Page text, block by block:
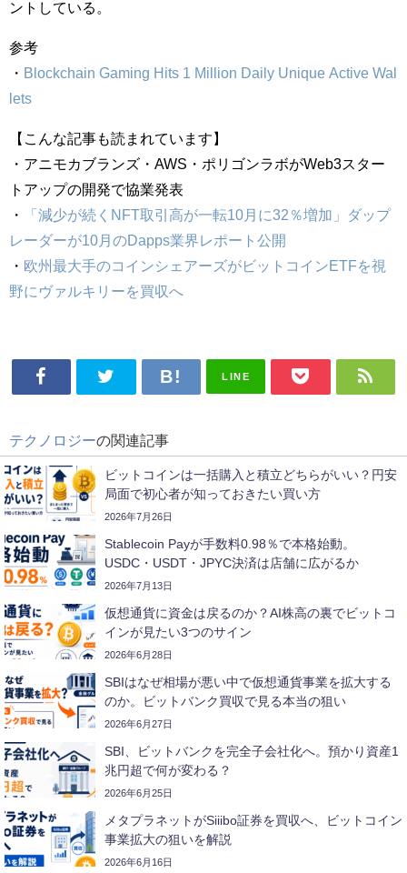
ントしている。
参考
・ Blockchain Gaming Hits 1 Million Daily Unique Active Wal
lets
【こんな記事も読まれています】
・アニモカブランズ・AWS・ポリゴンラボがWeb3スター
トアップの開発で協業発表
・
「減少が続くNFT取引高が一転10月に32％増加」ダップ
レーダーが10月のDapps業界レポート公開
・ 欧州最大手のコインシェアーズがビットコインETFを視
野にヴァルキリーを買収へ
LINE
テクノロジーの関連記事
ビットコインは一括購入と積立どちらがいい？円安
局面で初心者が知っておきたい買い方
2026年7月26日
Stablecoin Payが手数料0.98％で本格始動。
USDC・USDT・JPYC決済は店舗に広がるか
2026年7月13日
仮想通貨に資金は戻るのか？AI株高の裏でビットコ
インが見たい3つのサイン
2026年6月28日
SBIはなぜ相場が悪い中で仮想通貨事業を拡大する
のか。ビットバンク買収で見る本当の狙い
2026年6月27日
SBI、ビットバンクを完全子会社化へ。預かり資産1
兆円超で何が変わる？
2026年6月25日
メタプラネットがSiiibo証券を買収へ、ビットコイン
事業拡大の狙いを解説
2026年6月16日